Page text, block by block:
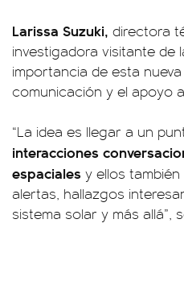
Larissa Suzuki, directora
investigadora visitante de
importancia de esta
comunicación y el apoyo
“La idea es llegar a un
interacciones
espaciales y ellos
alertas, hallazgos
sistema solar y más allá”,